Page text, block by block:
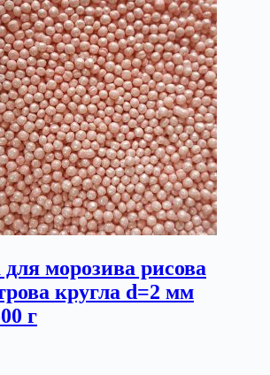
морозива рисова
кругла d=2 мм
г